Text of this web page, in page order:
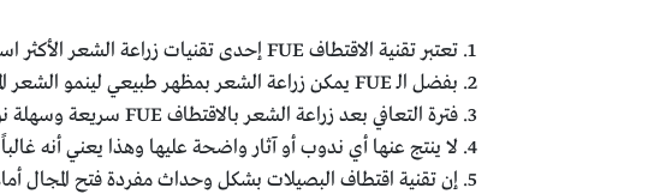
تعتبر تقنية الاقتطاف FUE إحدى تقنيات زراعة الشعر الأكثر استخداماً من قبل أطباء زراعة الشعر حول العالم على اختلاف اساليب تطبيقها.
بفضل الـ FUE يمكن زراعة الشعر بمظهر طبيعي لينمو الشعر المزروع بشكل مشابه تماماً للشعر الموجود أصلاً.
فترة التعافي بعد زراعة الشعر بالاقتطاف FUE سريعة وسهلة نوعاً ما مقارنة ب تقنيات زراعة الشعر الأخرى كطريقة الشريحة FUT.
لا ينتج عنها أي ندوب أو آثار واضحة عليها وهذا يعني أنه
إن تقنية اقتطاف البصيلات بشكل وحداث مفردة فتح المجال